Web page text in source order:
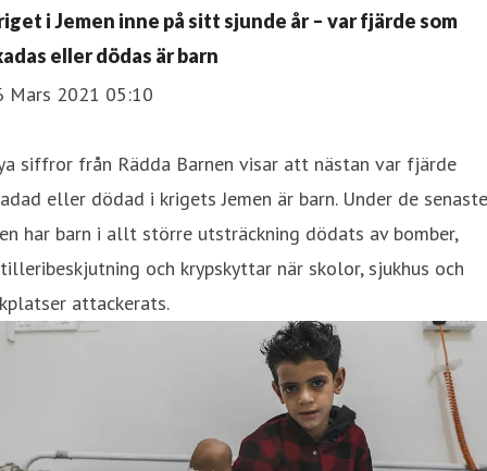
i Jemen inne på sitt sjunde år – var fjärde som
eller dödas är barn
Mars 2021 05:10
siffror från Rädda Barnen visar att nästan var fjärde
eller dödad i krigets Jemen är barn. Under de senaste
har barn i allt större utsträckning dödats av bomber,
och krypskyttar när skolor, sjukhus och
attackerats.